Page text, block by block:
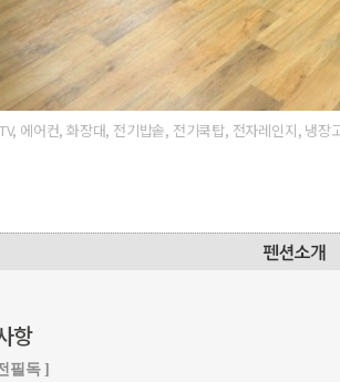
에어컨, 화장대, 전기밥솥, 전기쿡탑, 전자레인지, 냉
항
필독 ]